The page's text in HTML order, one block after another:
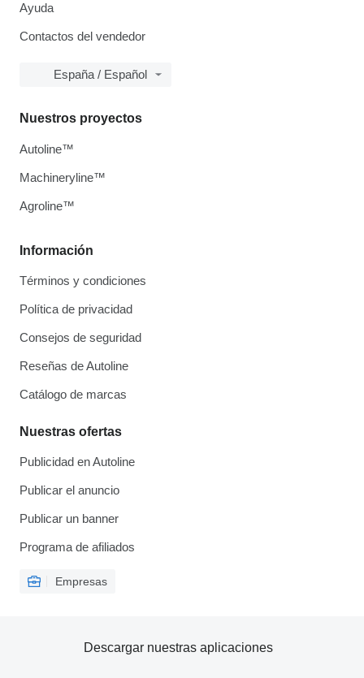
Ayuda
Contactos del vendedor
España / Español
Información
Términos y condiciones
Política de privacidad
Consejos de seguridad
Reseñas de Autoline
Catálogo de marcas
Nuestras ofertas
Publicidad en Autoline
Publicar el anuncio
Publicar un banner
Programa de afiliados
Empresas
Nuestros proyectos
Autoline™
Machineryline™
Agroline™
Descargar nuestras aplicaciones